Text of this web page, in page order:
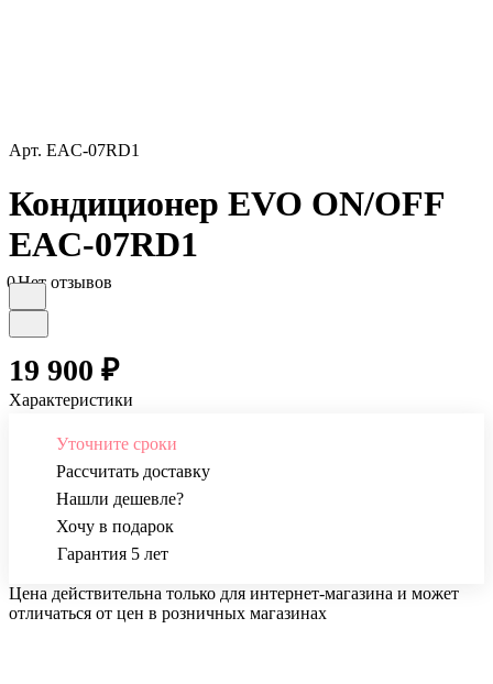
Арт. EAC-07RD1
Кондиционер EVO ON/OFF
EAC-07RD1
0Нет отзывов
19 900 ₽
Характеристики
Уточните сроки
Рассчитать доставку
Нашли дешевле?
Хочу в подарок
Гарантия 5 лет
Цена действительна только для интернет-магазина и может
отличаться от цен в розничных магазинах